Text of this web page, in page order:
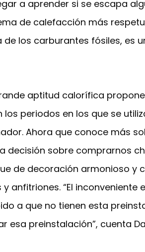
a aprender si se escapa
de calefacción más
los carburantes fósiles, es
aptitud calorífica
periodos en los que se
Ahora que conoce más
decisión sobre comprarnos
de decoración armonioso y
“El inconveniente
a que no tienen esta
esa preinstalación”, cuenta